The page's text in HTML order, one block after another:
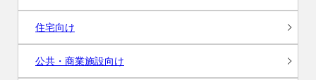
住宅向け
公共・商業施設向け